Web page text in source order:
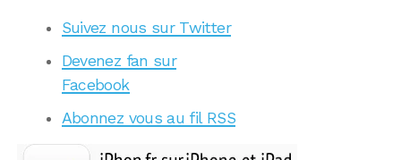
Suivez nous sur Twitter
Devenez fan sur
Facebook
Abonnez vous au fil RSS